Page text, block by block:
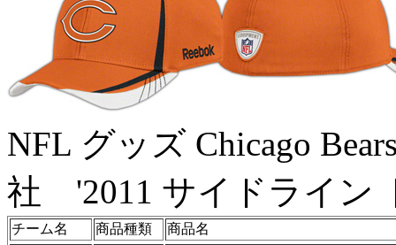
NFL グッズ Chicago
社 '2011 サイドライン
チーム名 商品種類
商品名